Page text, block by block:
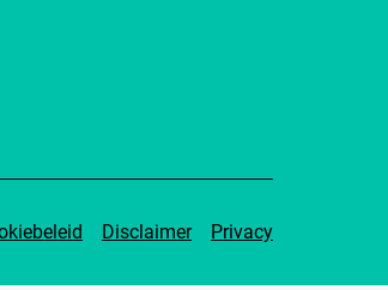
Disclaimer Privacy